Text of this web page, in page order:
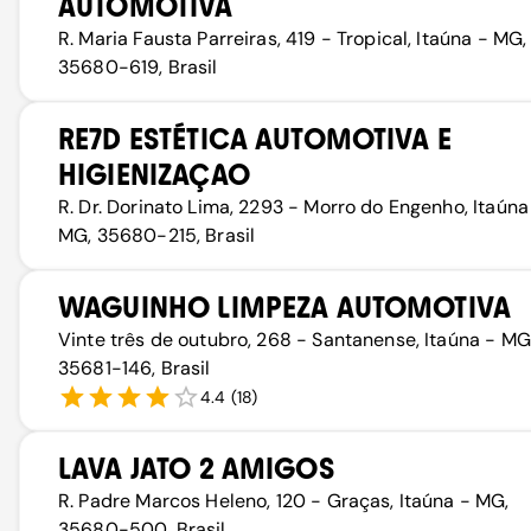
R. Maria Fausta Parreiras, 419 - Tropical, Itaúna - MG,
35680-619, Brasil
RE7D ESTÉTICA AUTOMOTIVA E
HIGIENIZAÇAO
R. Dr. Dorinato Lima, 2293 - Morro do Engenho,
MG, 35680-215, Brasil
WAGUINHO LIMPEZA AUTOMOTIVA
Vinte três de outubro, 268 - Santanense, Itaúna -
35681-146, Brasil
4.4 (18)
LAVA JATO 2 AMIGOS
R. Padre Marcos Heleno, 120 - Graças, Itaúna - MG,